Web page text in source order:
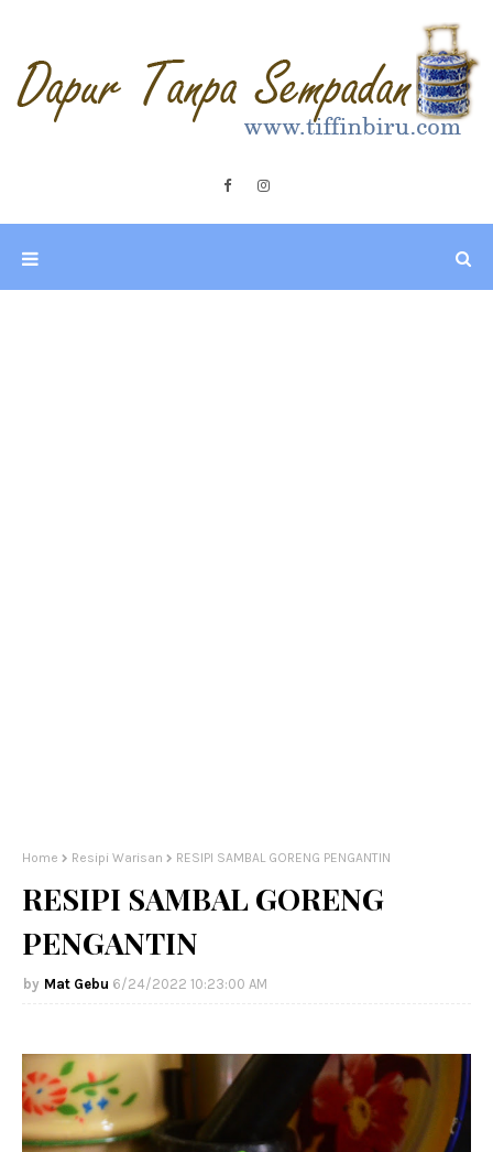
Home Resipi Warisan RESIPI SAMBAL GORENG PENGANTIN
RESIPI SAMBAL GORENG
PENGANTIN
Mat Gebu 6/24/2022 10:23:00 AM